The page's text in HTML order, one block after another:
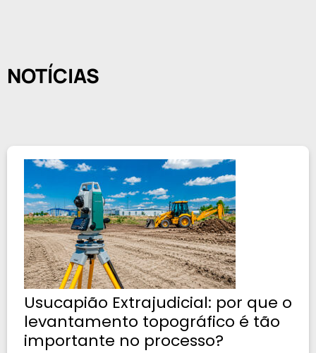
NOTÍCIAS
Usucapião Extrajudicial: por que o
levantamento topográfico é tão
importante no processo?